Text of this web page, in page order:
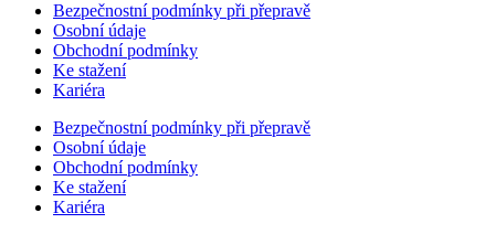
Bezpečnostní podmínky při přepravě
Osobní údaje
Obchodní podmínky
Ke stažení
Kariéra
Bezpečnostní podmínky při přepravě
Osobní údaje
Obchodní podmínky
Ke stažení
Kariéra